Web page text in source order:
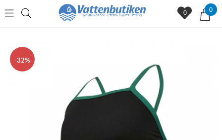
0
0
32